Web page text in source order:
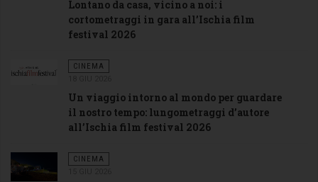
Lontano da casa, vicino a noi: i
cortometraggi in gara all’Ischia film
festival 2026
CINEMA
Un viaggio intorno al mondo per guardare
il nostro tempo: lungometraggi d’autore
all’Ischia film festival 2026
CINEMA